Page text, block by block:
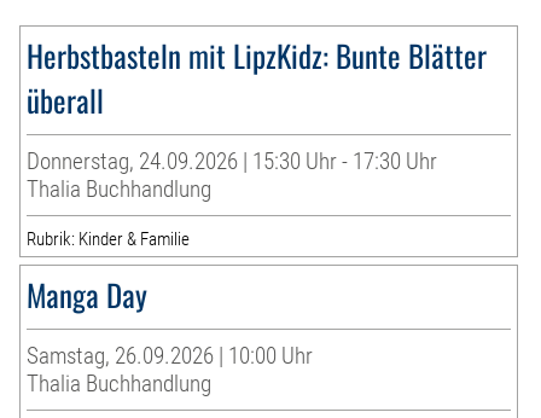
Herbstbasteln mit LipzKidz: Bunte Blätter
überall
Donnerstag, 24.09.2026 | 15:30 Uhr - 17:30 Uhr
Thalia Buchhandlung
Rubrik: Kinder & Familie
Manga Day
Samstag, 26.09.2026 | 10:00 Uhr
Thalia Buchhandlung